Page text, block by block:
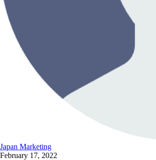
Japan Marketing
February 17, 2022